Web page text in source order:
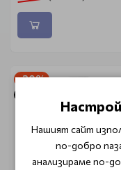
-20%
Нашият сайт
по-добро
анализираме по-